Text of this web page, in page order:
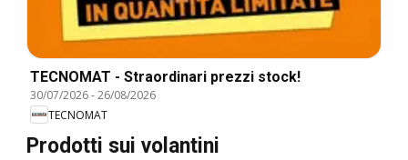
TECNOMAT - Straordinari prezzi stock!
30/07/2026-26/08/2026
TECNOMAT
Prodotti sui volantini